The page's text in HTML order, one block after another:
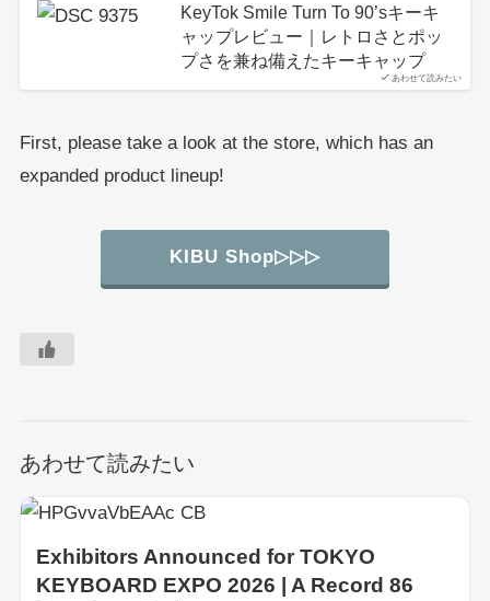
あわせて読みたい
KeyTok Smile Turn To 90’sキーキ
ャップレビュー｜レトロさとポッ
プさを兼ね備えたキーキャップ
First, please take a look at the store, which has an
expanded product lineup!
KIBU Shop▷▷▷
あわせて読みたい
Exhibitors Announced for TOKYO
KEYBOARD EXPO 2026 | A Record 86